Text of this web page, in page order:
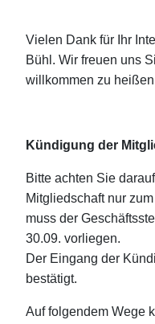
Vielen Dank für Ihr
Bühl. Wir freuen uns
willkommen zu
Kündigung der
Bitte achten Sie
Mitgliedschaft nur
muss der
30.09. vorliegen.
Der Eingang der
bestätigt.
Auf folgendem Wege